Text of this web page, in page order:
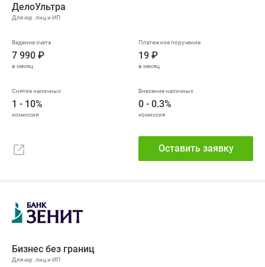
ДелоУльтра
7 990 ₽ 19 ₽
1 - 10% 0 - 0.3%
Оставить заявку
Бизнес без границ